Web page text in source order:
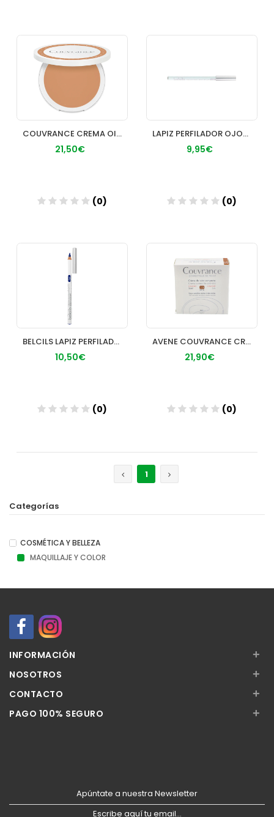
Añadir
COUVRANCE CREMA OIL FREE MIEL
21,50€
(0)
Añadir
LAPIZ PERFILADOR OJOS HIPO BELCILS NEGRO
9,95€
(0)
BELCILS LAPIZ PERFILADOR OJOS HIPOALERGENICO
10,50€
(0)
AVENE COUVRANCE CREMA COMPACTA 95 G BRONCEA
21,90€
(0)
1
Categorías
COSMÉTICA Y BELLEZA
MAQUILLAJE Y COLOR
INFORMACIÓN +
NOSOTROS +
CONTACTO +
PAGO 100% SEGURO +
Apúntate a nuestra Newsletter
Escribe aquí tu email...